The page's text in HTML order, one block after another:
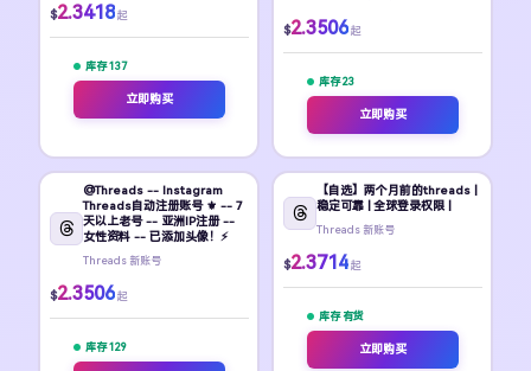
$2.3418 起
库存 137
立即购买
$2.3506 起
库存 23
立即购买
@Threads -- Instagram
Threads自动注册账号 ⚜️ -- 7
天以上老号 -- 亚洲IP注册 --
女性资料 -- 已添加头像！⚡
Threads 新账号
$2.3506 起
库存 129
【自选】两个月前的threads |
稳定可靠 | 全球登录权限 |
Threads 新账号
$2.3714 起
库存 有货
立即购买